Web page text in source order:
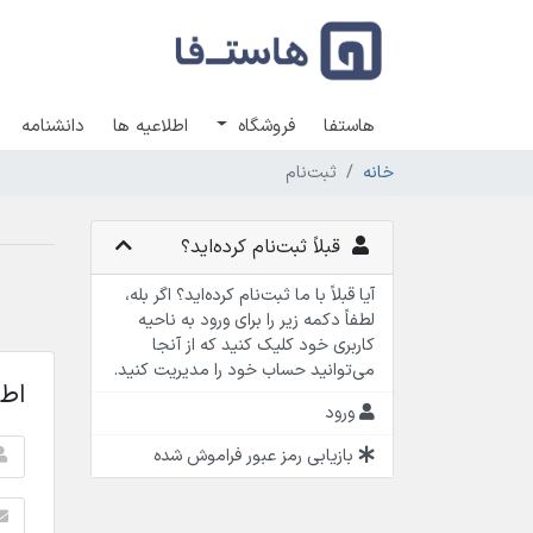
هاستفا فروشگاه اطلاعیه ها دانشنامه
خانه ثبت‌نام
قبلاً ثبت‌نام کرده‌اید؟
آیا قبلاً با ما ثبت‌نام کرده‌اید؟ اگر بله،
لطفاً دکمه زیر را برای ورود به ناحیه
کاربری خود کلیک کنید که از آنجا
می‌توانید حساب خود را مدیریت کنید.
ورود
بازیابی رمز عبور فراموش شده